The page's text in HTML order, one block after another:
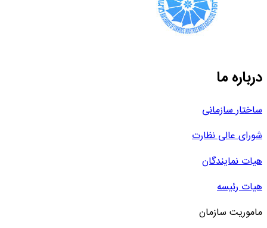
درباره ما
ساختار سازمانی
شورای عالی نظارت
هیات نمایندگان
هیات رئیسه
ماموریت سازمان